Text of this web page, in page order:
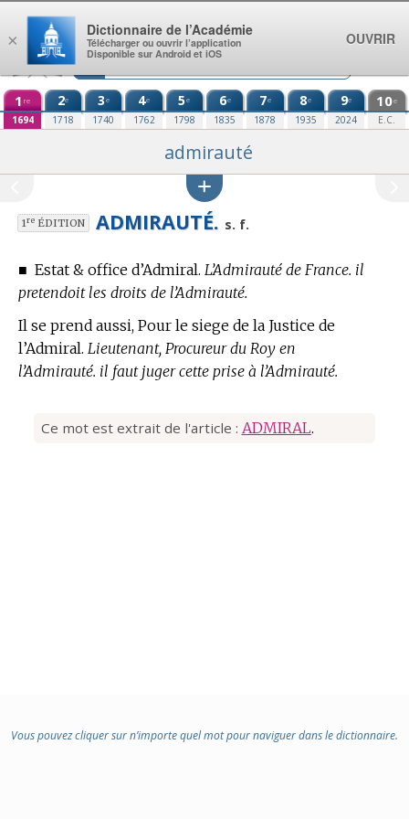
Aller au contenu
1 re
1694
2e
1718
3e
1740
4e
1762
5e
1798
6e
1835
7e
1878
8e
1935
9e
2024
10e
E.C.
admirauté
1reÉDITION ADMIRAUTÉ. s. f.
■ Estat & office d’Admiral. L’Admirauté de France. il
pretendoit les droits de l’Admirauté.
Il se prend aussi, Pour le siege de la Justice de
l’Admiral. Lieutenant, Procureur du Roy en
l’Admirauté. il faut juger cette prise à l’Admirauté.
Ce mot est extrait de l'article : ADMIRAL.
Vous pouvez cliquer sur n’importe quel mot pour naviguer dans le dictionnaire.
×
Dictionnaire de l’Académie
Télécharger ou ouvrir l’application
Disponible sur Android et iOS
OUVRIR